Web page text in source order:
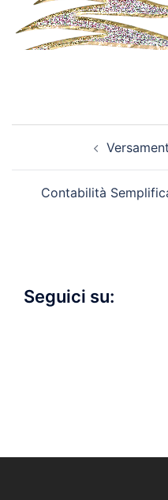
navigation
Contabilità
Seguici su: